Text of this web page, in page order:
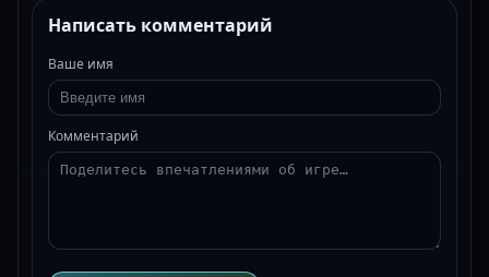
Написать комментарий
Ваше имя
Комментарий